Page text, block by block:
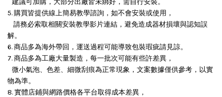
建議可加購，大部分出廠皆未綁好，需自行安裝。
5. 購買皆提供線上簡易教學諮詢，如不會安裝或使用，
請務必索取相關安裝教學影片連結，避免造成器材損壞與認知誤
解。
6. 商品多為海外帶回，運送過程可能導致包裝瑕疵請見諒。
7. 商品多為工廠大量製造，每一批次可能有些許差異，
微小氣泡、色差、細微刮痕為正常現象，文案數據僅供參考，以實
物為準。
8. 實體店鋪與網路價格各平台取得成本差異，